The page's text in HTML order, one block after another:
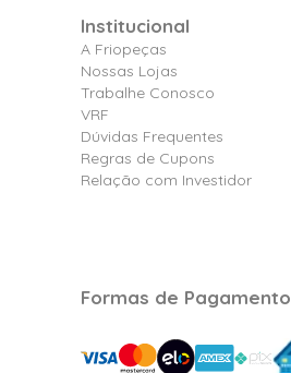
Institucional
A Friopeças
Nossas Lojas
Trabalhe Conosco
VRF
Dúvidas Frequentes
Regras de Cupons
Relação com Investidor
Formas de Pagamento